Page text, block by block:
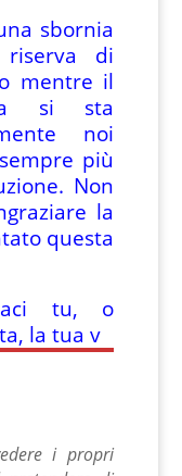
sbornia
di
mentre il
si sta
noi
più
Non
la
questa
tu, o
la tua v
i propri